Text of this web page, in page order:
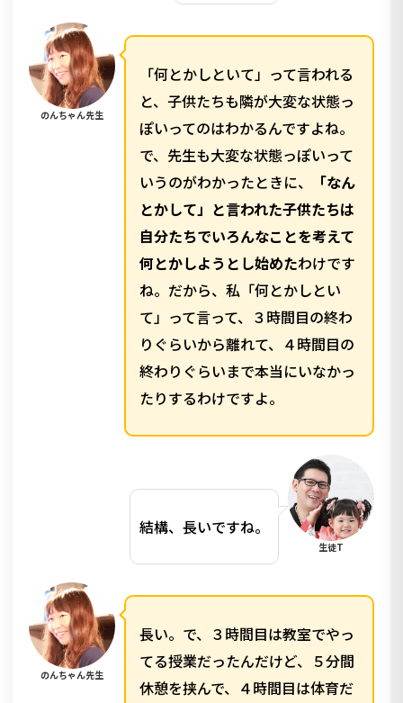
のんちゃん先生
「何とかしといて」って言われる
と、子供たちも隣が大変な状態っ
ぽいってのはわかるんですよね。
で、先生も大変な状態っぽいって
いうのがわかったときに、
「なん
とかして」と言われた子供たちは
自分たちでいろんなことを考えて
何とかしようとし始めたわけです
ね。だから、私「何とかしとい
て」って言って、３時間目の終わ
りぐらいから離れて、４時間目の
終わりぐらいまで本当にいなかっ
たりするわけですよ。
結構、長いですね。
生徒T
のんちゃん先生
長い。で、３時間目は教室でやっ
てる授業だったんだけど、５分間
休憩を挟んで、４時間目は体育だ